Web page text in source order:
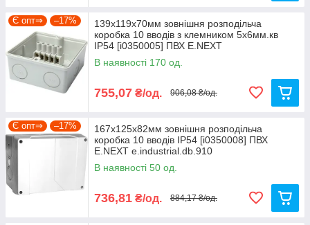
Є опт⇒ –17%
139х119х70мм зовнішня розподільча
коробка 10 вводів з клемником 5х6мм.кв
IP54 [i0350005] ПВХ E.NEXT
e.industrial.db.906.k
В наявності 170 од.
755,07 ₴/од. 906,08 ₴/од.
Є опт⇒ –17%
167х125х82мм зовнішня розподільча
коробка 10 вводів IP54 [i0350008] ПВХ
E.NEXT e.industrial.db.910
В наявності 50 од.
736,81 ₴/од. 884,17 ₴/од.